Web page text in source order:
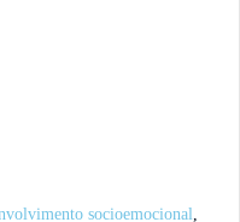
socioemocional